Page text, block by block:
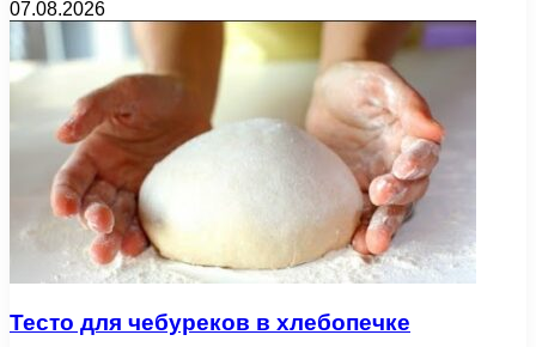
07.08.2026
Тесто для чебуреков в хлебопечке